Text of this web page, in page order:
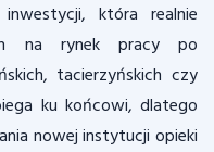
która realnie
na rynek pracy po
tacierzyńskich czy
ku końcowi, dlatego
nowej instytucji opieki